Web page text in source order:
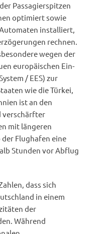
Passagierspitzen
optimiert sowie
installiert,
rechnen.
wegen der
europäischen Ein-
/ EES) zur
wie die Türkei,
ist an den
verschärfter
mit längeren
Flughafen eine
Stunden vor Abflug
dass sich
in einem
der
Während